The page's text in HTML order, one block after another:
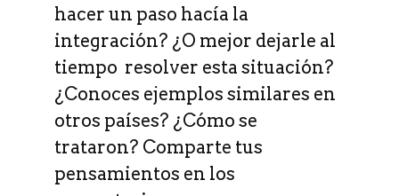
hacer un paso hacía la
integración? ¿O mejor dejarle al
tiempo resolver esta situación?
¿Conoces ejemplos similares en
otros países? ¿Cómo se
trataron? Comparte tus
pensamientos en los